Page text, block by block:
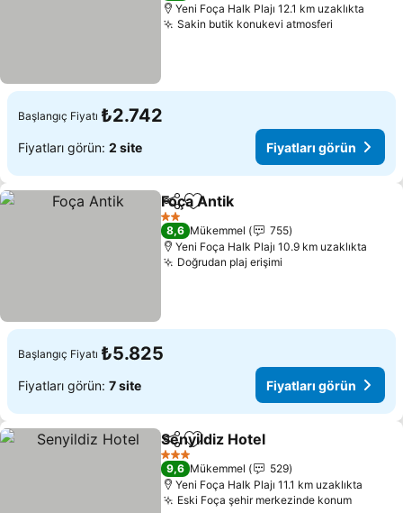
Yeni Foça Halk Plajı 12.1 km uzaklıkta
Sakin butik konukevi atmosferi
Başlangıç Fiyatı ₺2.742
Fiyatları görün: 2 site Fiyatları görün
PaylaşFavorilerime ekle
Foça Antik
2 Yıldız
8,6 Mükemmel
755
Yeni Foça Halk Plajı 10.9 km uzaklıkta
Doğrudan plaj erişimi
Başlangıç Fiyatı ₺5.825
Fiyatları görün: 7 site Fiyatları görün
PaylaşFavorilerime ekle
Senyildiz Hotel
3 Yıldız
9,6 Mükemmel
529
Yeni Foça Halk Plajı 11.1 km uzaklıkta
Eski Foça şehir merkezinde konum